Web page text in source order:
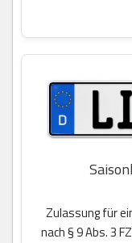
Zulassung für
nach § 9 Abs. 3